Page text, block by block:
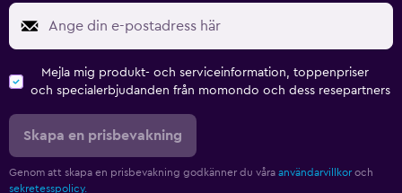
Mejla mig produkt- och serviceinformation, toppenpriser
och specialerbjudanden från momondo och dess resepartners
Skapa en prisbevakning
Genom att skapa en prisbevakning godkänner du våra användarvillkor och
sekretesspolicy.